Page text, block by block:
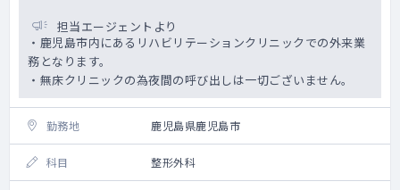
担当エージェントより
・鹿児島市内にあるリハビリテーションクリニックでの外来業
務となります。
・無床クリニックの為夜間の呼び出しは一切ございません。
勤務地 鹿児島県鹿児島市
科目 整形外科